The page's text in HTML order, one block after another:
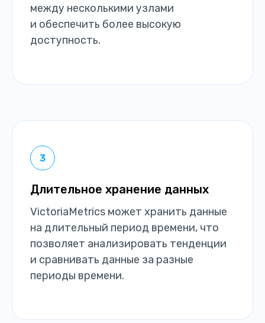
между несколькими узлами
и обеспечить более высокую
доступность.
Длительное хранение данных
VictoriaMetrics может хранить данные
на длительный период времени, что
позволяет анализировать тенденции
и сравнивать данные за разные
периоды времени.